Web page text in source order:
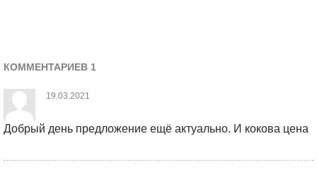
КОММЕНТАРИЕВ 1
19.03.2021
Добрый день предложение ещё актуально. И кокова цена